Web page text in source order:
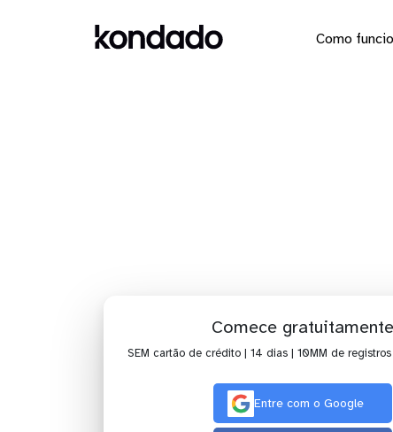
Como
Comece gratuitamente
SEM cartão de crédito | 14 dias | 10MM de
Entre com o Google